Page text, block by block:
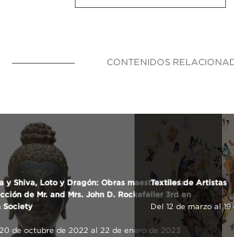
CONTENIDOS
y Shiva, Loto y Dragón: Obras maestras de la
de Mr. and Mrs. John D. Rockefeller 3rd en
Society
de octubre de 2022 al 22 de enero de 2023
Textiles de Artistas
Del 12 de marzo al